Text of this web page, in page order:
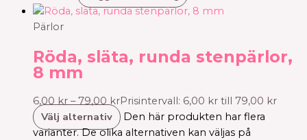
Pärlor
Röda, släta, runda stenpärlor,
8 mm
6,00 kr – 79,00 krPrisintervall: 6,00 kr till 79,00 kr
Välj alternativ
Den här produkten har flera
varianter. De olika alternativen kan väljas på